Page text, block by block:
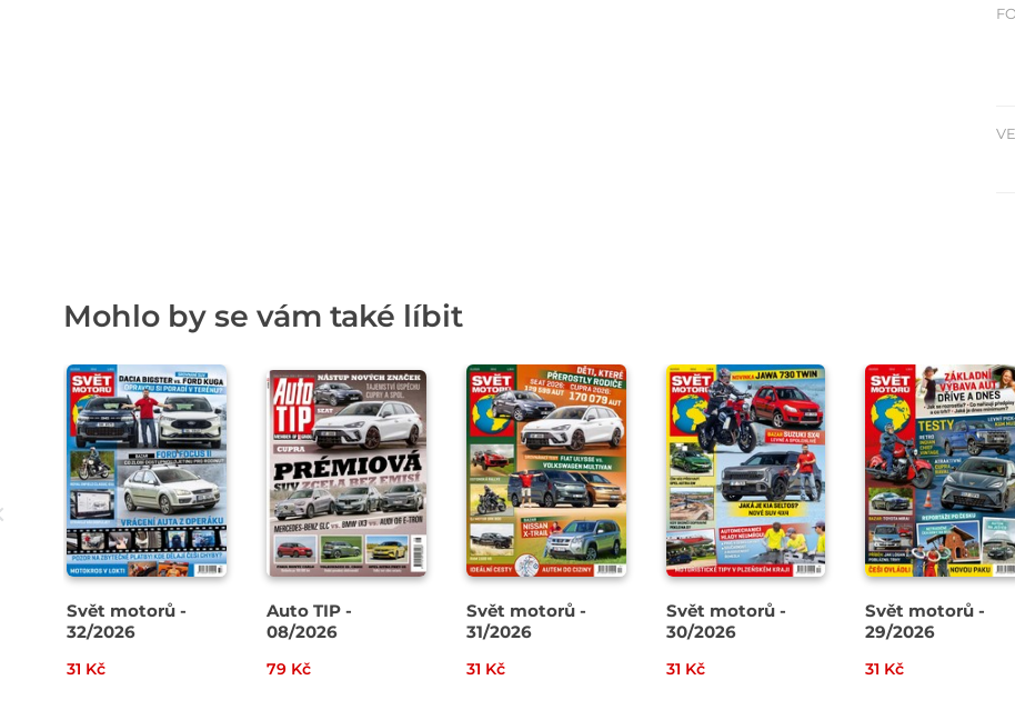
Mohlo by se vám také líbit
Svět motorů -
32/2026
31 Kč
Auto TIP -
08/2026
79 Kč
Svět motorů -
31/2026
31 Kč
Svět motorů -
30/2026
31 Kč
Svět motorů -
29/2026
31 Kč